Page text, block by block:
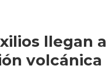
llegan a
volcánica